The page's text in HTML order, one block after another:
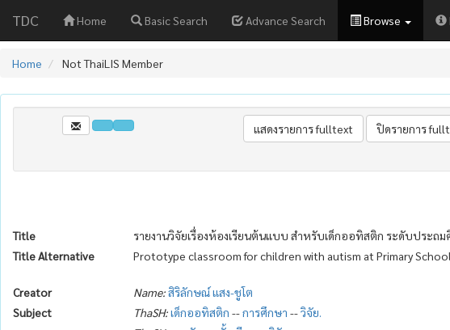
TDC Home Basic Search Advance Search Browse
Home Not ThaiLIS Member
Title
รายงานวิจัยเรื่องห้องเรียนต้นแบบ สำหรับเด็กออทิสติก ระดับประถ
Title Alternative
Prototype classroom for children with autism at Primary
Creator Name:สิริลักษณ์ แสง-ชูโต
Subject
ThaSH:เด็กออทิสติก --การศึกษา --วิจัย.